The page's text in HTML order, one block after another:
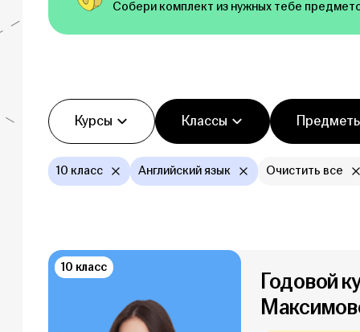
Собери комплект из нужных тебе
Фильтры
Курсы Классы
10 класс Английский язык Очистить все
10 класс
Годовой